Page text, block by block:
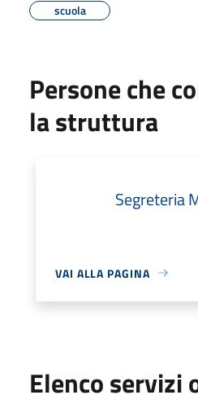
scuola
Persone che
la struttura
Segreteria
VAI ALLA PAGINA
Elenco servizi